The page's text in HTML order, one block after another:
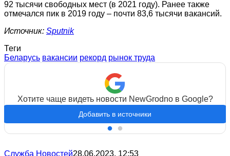
92 тысячи свободных мест (в 2021 году). Ранее также
отмечался пик в 2019 году – почти 83,6 тысячи вакансий.
Источник: Sputnik
Теги
Беларусь вакансии рекорд рынок труда
Хотите чаще видеть новости NewGrodno в Google?
Добавить в источники
Служба Новостей28.06.2023, 12:53